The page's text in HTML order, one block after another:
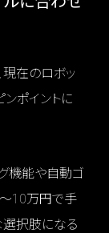
在のロボッ
ポイントに
機能や自動ゴ
10万円で手
選択肢になる